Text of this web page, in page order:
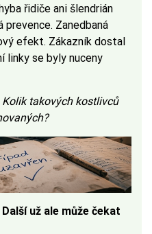
řidiče ani šlendrián
Zanedbaná
efekt. Zákazník dostal
linky se byly nuceny
Kolik takových kostlivců
Další už ale může čekat